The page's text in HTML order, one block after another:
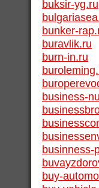
buksir-yg.ru
bunker-
buravlik.ru
burn-in.ru
business-
businness-
buy-